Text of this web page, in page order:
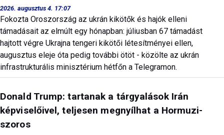
2026. augusztus 4. 17:07
Fokozta Oroszország az ukrán kikötők és hajók elleni
támadásait az elmúlt egy hónapban: júliusban 67 támadást
hajtott végre Ukrajna tengeri kikötői létesítményei ellen,
augusztus eleje óta pedig további ötöt - közölte az ukrán
infrastrukturális minisztérium hétfőn a Telegramon.
Donald Trump: tartanak a tárgyalások Irán
képviselőivel, teljesen megnyílhat a Hormuzi-
szoros